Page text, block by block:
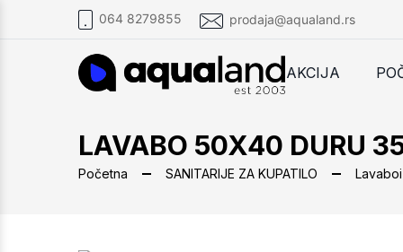
064 8279855 prodaja@aqualand.rs
AKCIJA
LAVABO 50X40 DURU
Početna SANITARIJE ZA KUPATILO Lavaboi